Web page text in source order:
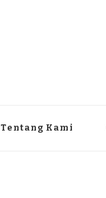
Tentang Kami